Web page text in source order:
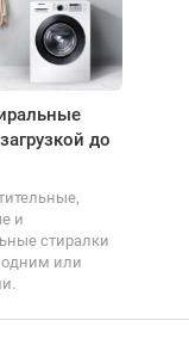
до
и
стиралки
или